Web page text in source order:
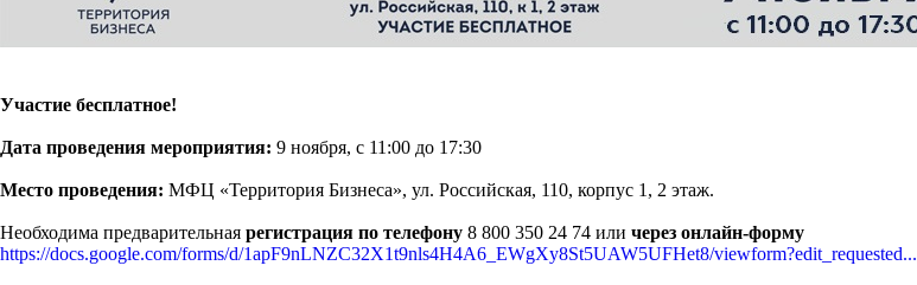
Участие бесплатное!
Дата проведения мероприятия: 9 ноября, с 11:00 до 17:30
Место проведения: МФЦ «Территория Бизнеса», ул. Российская, 110, корпус 1, 2 этаж.
Необходима предварительная регистрация по телефону 8 800 350 24 74 или через онлайн-форму
https://docs.google.com/forms/d/1apF9nLNZC32X1t9nls4H4A6_EWgXy8St5UAW5UFHet8/viewform?edit_requested...